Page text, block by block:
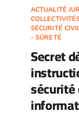
ACTUALITÉ
SÉCURITÉ
- SÛRETÉ
Secret